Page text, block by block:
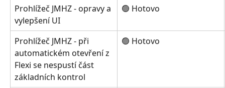
Prohlížeč JMHZ - opravy a
vylepšení UI
🟢 Hotovo
Prohlížeč JMHZ - při
automatickém otevření z
Flexi se nespustí část
základních kontrol
🟢 Hotovo